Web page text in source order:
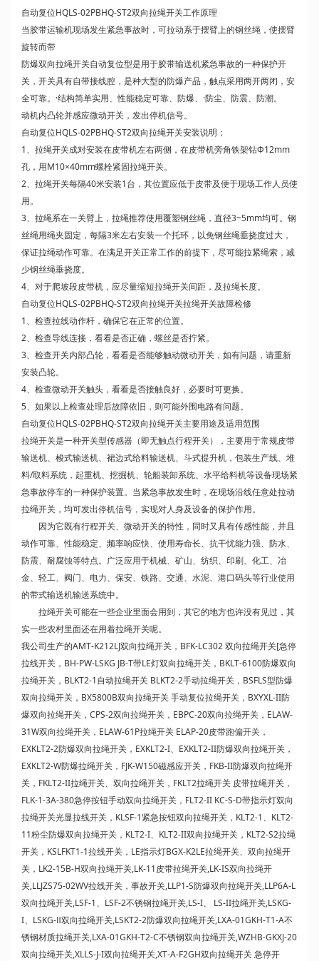
自动复位HQLS-02PBHQ-ST2双向拉绳开关工作原理
当胶带运输机现场发生紧急事故时，可拉动系于摆臂上的钢丝绳，使摆臂
旋转而带
防爆双向拉绳开关自动复位型是用于胶带输送机紧急事故的一种保护开
关，开关具有自带接线腔，是种大型的防爆产品，触点采用两开两闭，安
全可靠。·结构简单实用、性能稳定可靠、防爆、·防尘、防震、防潮。
动机内凸轮并感应微动开关，发出停机信号。
自动复位HQLS-02PBHQ-ST2双向拉绳开关安装说明；
1、拉绳开关成对安装在皮带机左右两侧，在皮带机旁角铁架钻Ф12mm
孔，用M10×40mm螺栓紧固拉绳开关。
2、拉绳开关每隔40米安装1台，其位置应低于皮带及便于现场工作人员使
用。
3、拉绳系在一关臂上，拉绳推荐使用覆塑钢丝绳，直径3~5mm均可。钢
丝绳用绳夹固定，每隔3米左右安装一个托环，以免钢丝绳垂挠度过大，
保证拉绳动作可靠。在满足开关正常工作的前提下，尽可能拉紧绳索，减
少钢丝绳垂挠度。
4、对于爬坡段皮带机，应尽量缩短拉绳开关间距，及拉绳长度。
自动复位HQLS-02PBHQ-ST2双向拉绳开关拉绳开关故障检修
1、检查拉线动作杆，确保它在正常的位置。
2、检查导线连接，看看是否正确，螺丝是否拧紧。
3、检查开关内部凸轮，看看是否能够触动微动开关，如有问题，请重新
安装凸轮。
4、检查微动开关触头，看看是否接触良好，必要时可更换。
5、如果以上检查处理后故障依旧，则可能外围电路有问题。
自动复位HQLS-02PBHQ-ST2双向拉绳开关主要用途及适用范围
拉绳开关是一种开关型传感器（即无触点行程开关），主要用于常规皮带
输送机、梭式输送机、裙边式给料输送机、斗式提升机，包装生产线、堆
料/取料系统，起重机、挖掘机、轮船装卸系统、水平给料机等设备现场紧
急事故停车的一种保护装置。当紧急事故发生时，在现场沿线任意处拉动
拉绳开关，均可发出停机信号，实现对人身及设备的保护作用。
因为它既有行程开关、微动开关的特性，同时又具有传感性能，并且
动作可靠、性能稳定、频率响应快、使用寿命长、抗干忧能力强、防水、
防震、耐腐蚀等特点。广泛应用于机械、矿山、纺织、印刷、化工、冶
金、轻工、阀门、电力、保安、铁路、交通、水泥、港口码头等行业使用
的带式输送机输送系统中。
拉绳开关可能在一些企业里面会用到，其它的地方也许没有见过，其
实一些农村里面还在用着拉绳开关呢。
我公司生产的AMT-K212LJ双向拉绳开关，BFK-LC302 双向拉绳开关[急停
拉线开关，BH-PW-LSKG JB-T带LE灯双向拉绳开关，BKLT-6100防爆双向
拉绳开关，BLKT2-1自动拉绳开关 BLKT2-2手动拉绳开关，BSFLS型防爆
双向拉绳开关，BX5800B双向拉绳开关 手动复位拉绳开关，BXYXL-II防
爆双向拉绳开关，CPS-2双向拉绳开关，EBPC-20双向拉绳开关，ELAW-
31W双向拉绳开关，ELAW-61P拉绳开关 ELAP-20皮带跑偏开关 ，
EXKLT2-2防爆双向拉绳开关，EXKLT2-I、EXKLT2-II防爆双向拉绳开关，
EXKLT2-W防爆拉绳开关，FJK-W150磁感应开关，FKB-II防爆双向拉绳开
关，FKLT2-II拉绳开关、双向拉绳开关，FKLT2拉绳开关 皮带拉绳开关，
FLK-1-3A-380急停按钮手动双向拉绳开关，FLT2-II KC-S-D带指示灯双向
拉绳开关光显拉线开关，KLSF-1紧急按钮双向拉绳开关，KLT2-1、KLT2-
11粉尘防爆双向拉绳开关，KLT2-I、KLT2-II双向拉绳开关，KLT2-S2拉绳
开关，KSLFKT1-1拉线开关，LE指示灯BGX-K2LE拉绳开关、双向拉绳开
关，LK2-15B-H双向拉绳开关,LK-11皮带拉绳开关,LK-IS双向拉绳开
关,LLJZS75-02WV拉线开关，事故开关,LLP1-S防爆双向拉绳开关,LLP6A-L
双向拉绳开关,LSF-1、LSF-2不锈钢拉绳开关,LS-I、 LS-II拉绳开关,LSKG-
I、LSKG-Ⅱ双向拉绳开关,LSKT2-2防爆双向拉绳开关,LXA-01GKH-T1-A不
锈钢材质拉绳开关,LXA-01GKH-T2-C不锈钢双向拉绳开关,WZHB-GKXJ-20
双向拉绳开关,XLLS-J-I双向拉绳开关,XT-A-F2GH双向拉绳开关 急停开